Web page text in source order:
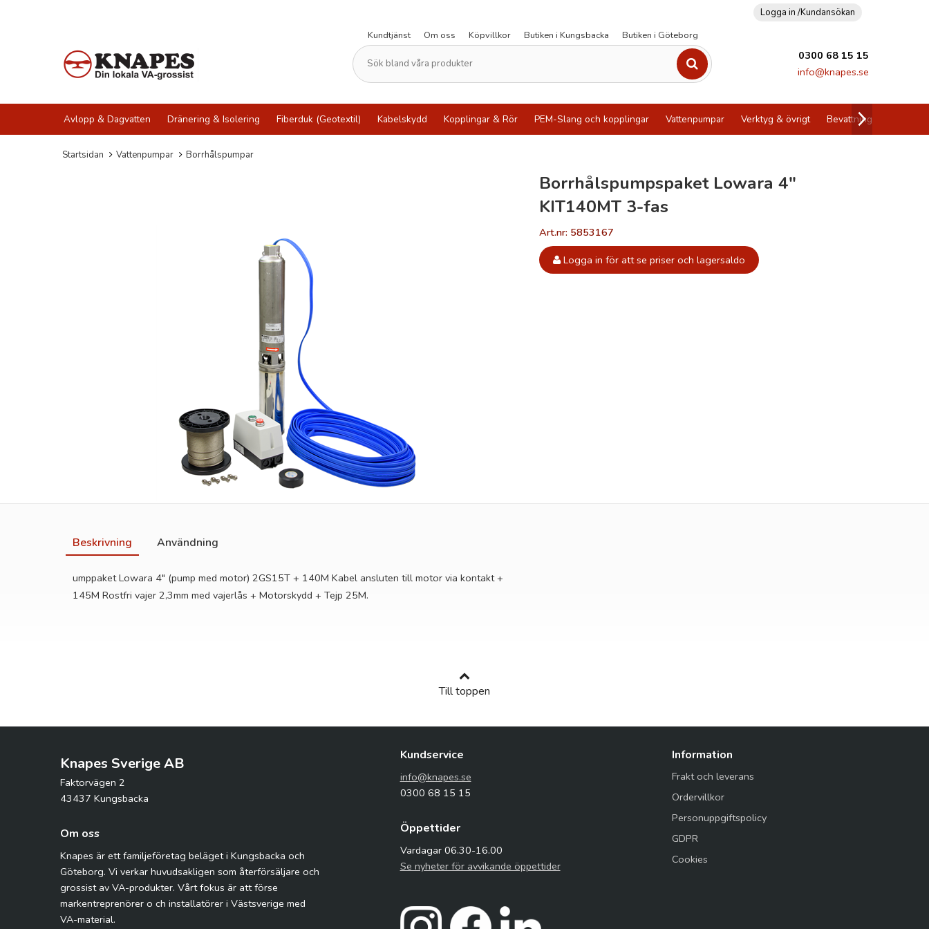
Logga in /Kundansökan
Kundtjänst
Om oss Köpvillkor Butiken i Kungsbacka Butiken i Göteborg
0300 68 15 15
info@knapes.se
Avlopp & Dagvatten Dränering & Isolering Fiberduk (Geotextil) Kabelskydd Kopplingar & Rör PEM-Slang och kopplingar Vattenpumpar Verktyg & övrigt Bevattning
Startsidan Vattenpumpar Borrhålspumpar
Borrhålspumpspaket Lowara 4"
KIT140MT 3-fas
Art.nr: 5853167
Logga in för att se priser och lagersaldo
Beskrivning Användning
umppaket Lowara 4" (pump med motor) 2GS15T + 140M Kabel ansluten till motor via kontakt +
145M Rostfri vajer 2,3mm med vajerlås + Motorskydd + Tejp 25M.
Till toppen
Knapes Sverige AB
Faktorvägen 2
43437 Kungsbacka
Om oss
Knapes är ett familjeföretag beläget i Kungsbacka och
Göteborg. Vi verkar huvudsakligen som återförsäljare och
grossist av VA-produkter. Vårt fokus är att förse
markentreprenörer o ch installatörer i Västsverige med
VA-material.
Kundservice
info@knapes.se
0300 68 15 15
Öppettider
Vardagar 06.30-16.00
Se nyheter för avvikande öppettider
Information
Frakt och leverans
Ordervillkor
Personuppgiftspolicy
GDPR
Cookies